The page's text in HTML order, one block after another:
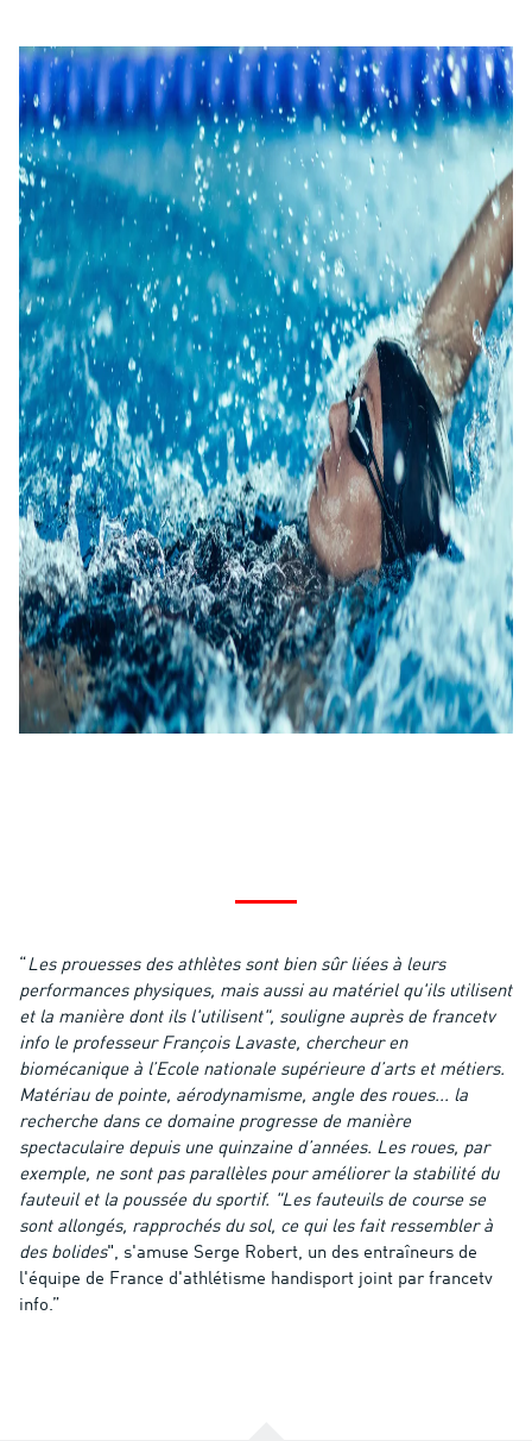
Les prouesses des athlètes sont bien sûr liées à leurs
performances physiques, mais aussi au matériel qu'ils utilisent
et la manière dont ils l'utilisent", souligne auprès de francetv
info le professeur François Lavaste, chercheur en
biomécanique à l’Ecole nationale supérieure d’arts et métiers.
Matériau de pointe, aérodynamisme, angle des roues... la
recherche dans ce domaine progresse de manière
spectaculaire depuis une quinzaine d’années. Les roues, par
exemple, ne sont pas parallèles pour améliorer la stabilité du
fauteuil et la poussée du sportif. "Les fauteuils de course se
sont allongés, rapprochés du sol, ce qui les fait ressembler à
des bolides", s'amuse Serge Robert, un des entraîneurs de
l'équipe de France d'athlétisme handisport joint par francetv
info.”